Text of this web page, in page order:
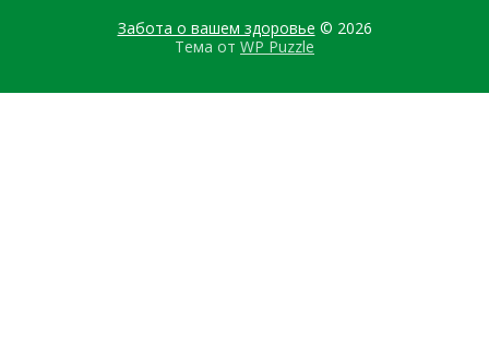
Забота о вашем здоровье © 2026
Тема от WP Puzzle